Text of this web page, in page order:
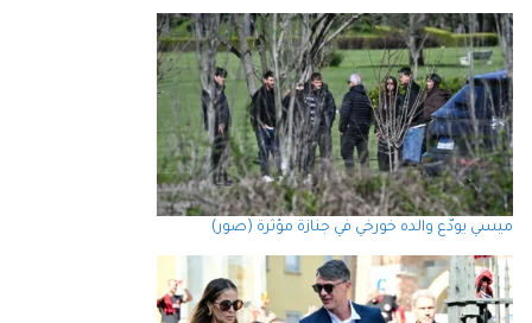
ميسي يودّع والده خورخي في جنازة مؤثرة (صور)